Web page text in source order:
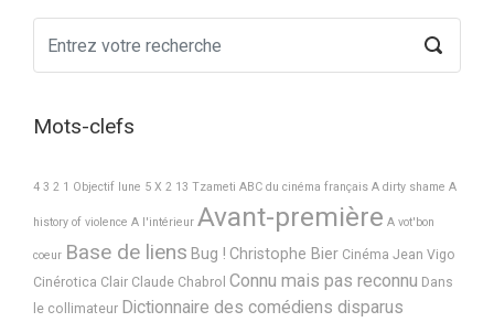
Mots-clefs
4 3 2 1 Objectif lune 5 X 2 13 Tzameti ABC du cinéma français A dirty shame A
history of violence A l'intérieur Avant-première A vot'bon
coeur Base de liens Bug ! Christophe Bier Cinéma Jean Vigo
Cinérotica Clair Claude Chabrol Connu mais pas reconnu Dans
le collimateur Dictionnaire des comédiens disparus